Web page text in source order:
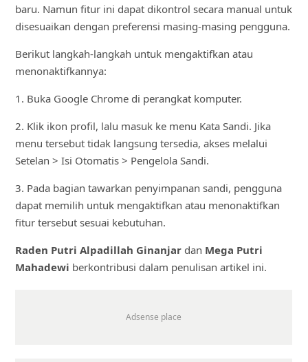
baru. Namun fitur ini dapat dikontrol secara manual untuk
disesuaikan dengan preferensi masing-masing pengguna.
Berikut langkah-langkah untuk mengaktifkan atau
menonaktifkannya:
1. Buka Google Chrome di perangkat komputer.
2. Klik ikon profil, lalu masuk ke menu Kata Sandi. Jika
menu tersebut tidak langsung tersedia, akses melalui
Setelan > Isi Otomatis > Pengelola Sandi.
3. Pada bagian tawarkan penyimpanan sandi, pengguna
dapat memilih untuk mengaktifkan atau menonaktifkan
fitur tersebut sesuai kebutuhan.
Raden Putri Alpadillah Ginanjar dan Mega Putri
Mahadewi berkontribusi dalam penulisan artikel ini.